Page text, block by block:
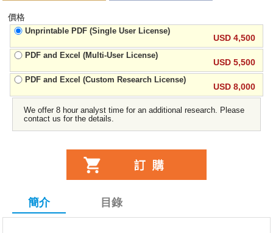
價格
Unprintable PDF (Single User License)
USD 4,500
PDF and Excel (Multi-User License)
USD 5,500
PDF and Excel (Custom Research License)
USD 8,000
We offer 8 hour analyst time for an additional research. Please
contact us for the details.
簡介 目錄